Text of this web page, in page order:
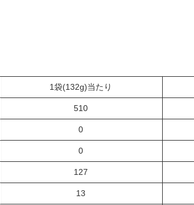
1袋(132g)当たり
510
0
0
127
13